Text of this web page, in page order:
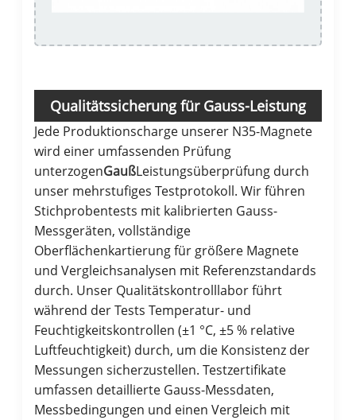
Qualitätssicherung für Gauss-Leistung
Jede Produktionscharge unserer N35-Magnete
wird einer umfassenden Prüfung
unterzogenGaußLeistungsüberprüfung durch
unser mehrstufiges Testprotokoll. Wir führen
Stichprobentests mit kalibrierten Gauss-
Messgeräten, vollständige
Oberflächenkartierung für größere Magnete
und Vergleichsanalysen mit Referenzstandards
durch. Unser Qualitätskontrolllabor führt
während der Tests Temperatur- und
Feuchtigkeitskontrollen (±1 °C, ±5 % relative
Luftfeuchtigkeit) durch, um die Konsistenz der
Messungen sicherzustellen. Testzertifikate
umfassen detaillierte Gauss-Messdaten,
Messbedingungen und einen Vergleich mit